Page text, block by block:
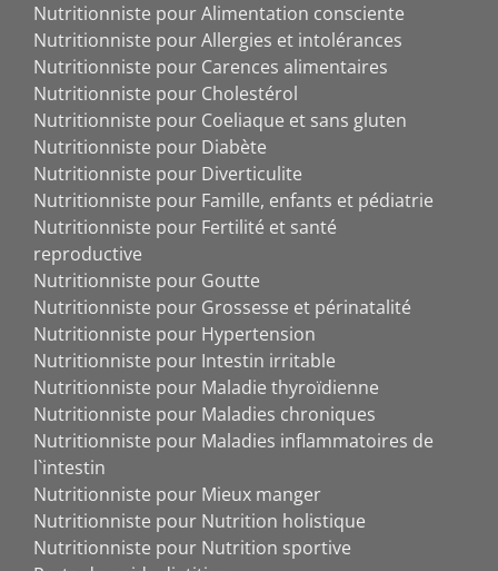
Nutritionniste pour Alimentation consciente
Nutritionniste pour Allergies et intolérances
Nutritionniste pour Carences alimentaires
Nutritionniste pour Cholestérol
Nutritionniste pour Coeliaque et sans gluten
Nutritionniste pour Diabète
Nutritionniste pour Diverticulite
Nutritionniste pour Famille, enfants et pédiatrie
Nutritionniste pour Fertilité et santé
reproductive
Nutritionniste pour Goutte
Nutritionniste pour Grossesse et périnatalité
Nutritionniste pour Hypertension
Nutritionniste pour Intestin irritable
Nutritionniste pour Maladie thyroïdienne
Nutritionniste pour Maladies chroniques
Nutritionniste pour Maladies inflammatoires de
l`intestin
Nutritionniste pour Mieux manger
Nutritionniste pour Nutrition holistique
Nutritionniste pour Nutrition sportive